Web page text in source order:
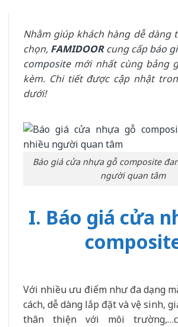
Nhằm giúp khách hàng dễ dàng
chọn, FAMIDOORcung cấpbáo
compositemới nhất cùng bảng
kèm. Chi tiết được cập nhật
dưới!
Báo giá cửa nhựa gỗ composite
người quan tâm
I. Báo giá cửa
Với nhiều ưu điểm như đa dạng
cách, dễ dàng lắp đặt và vệ sinh,
thân thiện với môi